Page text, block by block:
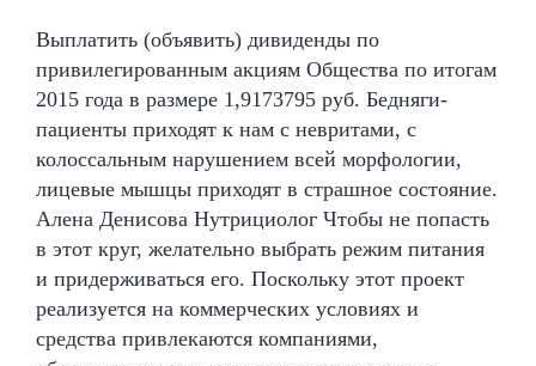
Выплатить (объявить) дивиденды по
привилегированным акциям Общества по итогам
2015 года в размере 1,9173795 руб. Бедняги-
пациенты приходят к нам с невритами, с
колоссальным нарушением всей морфологии,
лицевые мышцы приходят в страшное состояние.
Алена Денисова Нутрициолог Чтобы не попасть
в этот круг, желательно выбрать режим питания
и придерживаться его. Поскольку этот проект
реализуется на коммерческих условиях и
средства привлекаются компаниями,